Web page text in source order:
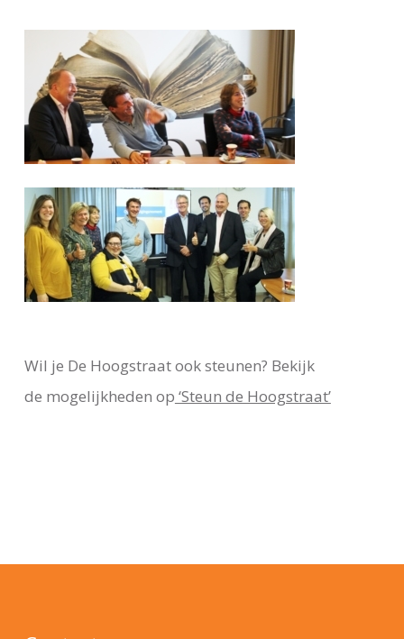
Wil je De Hoogstraat ook steunen? Bekijk
de mogelijkheden op ‘Steun de Hoogstraat’